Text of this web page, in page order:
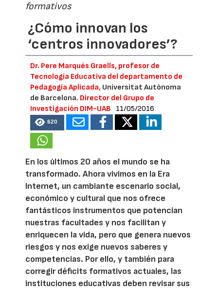
formativos
¿Cómo innovan los
‘centros innovadores’?
Dr. Pere Marqués Graells, profesor de
Tecnología Educativa del departamento de
Pedagogía Aplicada, Universitat Autònoma
de Barcelona. Director del Grupo de
Investigación DIM-UAB
11/05/2016
620
En los últimos 20 años el mundo se ha
transformado. Ahora vivimos en la Era
Internet, un cambiante escenario social,
económico y cultural que nos ofrece
fantásticos instrumentos que potencian
nuestras facultades y nos facilitan y
enriquecen la vida, pero que genera nuevos
riesgos y nos exige nuevos saberes y
competencias. Por ello, y también para
corregir déficits formativos actuales, las
instituciones educativas deben revisar sus